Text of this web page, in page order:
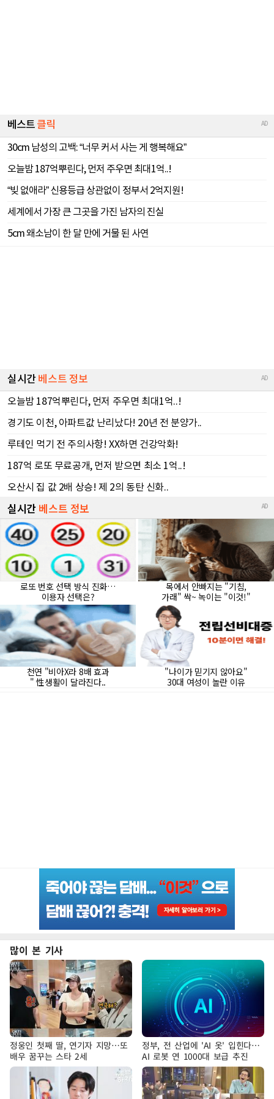
많이 본 기사
정웅인 첫째 딸, 연기자 지망…또
배우 꿈꾸는 스타 2세
정부, 전 산업에 'AI 옷' 입힌다…
AI 로봇 연 1000대 보급 추진